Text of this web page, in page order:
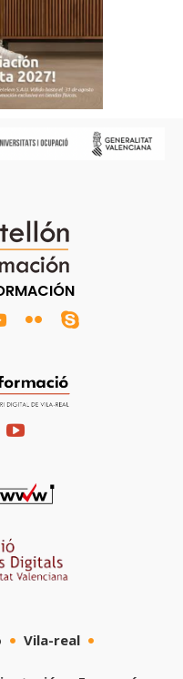
Vila-real